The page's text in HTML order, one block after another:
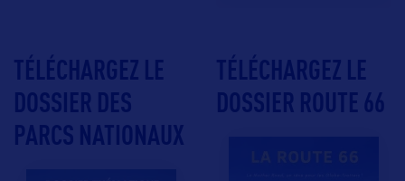
TÉLÉCHARGEZ LE
DOSSIER DES
PARCS NATIONAUX
TÉLÉCHARGEZ LE
DOSSIER ROUTE 66